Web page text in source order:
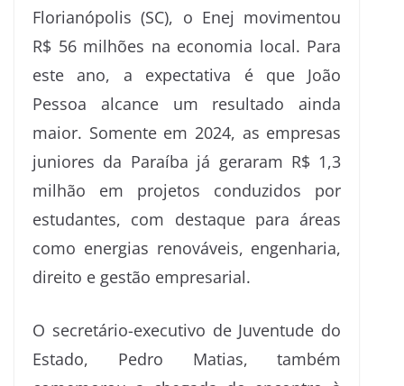
Florianópolis (SC), o Enej movimentou
R$ 56 milhões na economia local. Para
este ano, a expectativa é que João
Pessoa alcance um resultado ainda
maior. Somente em 2024, as empresas
juniores da Paraíba já geraram R$ 1,3
milhão em projetos conduzidos por
estudantes, com destaque para áreas
como energias renováveis, engenharia,
direito e gestão empresarial.
O secretário-executivo de Juventude do
Estado, Pedro Matias, também